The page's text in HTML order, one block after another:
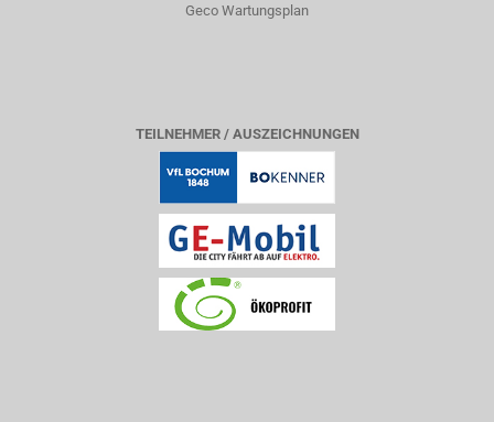
Geco Wartungsplan
TEILNEHMER / AUSZEICHNUNGEN